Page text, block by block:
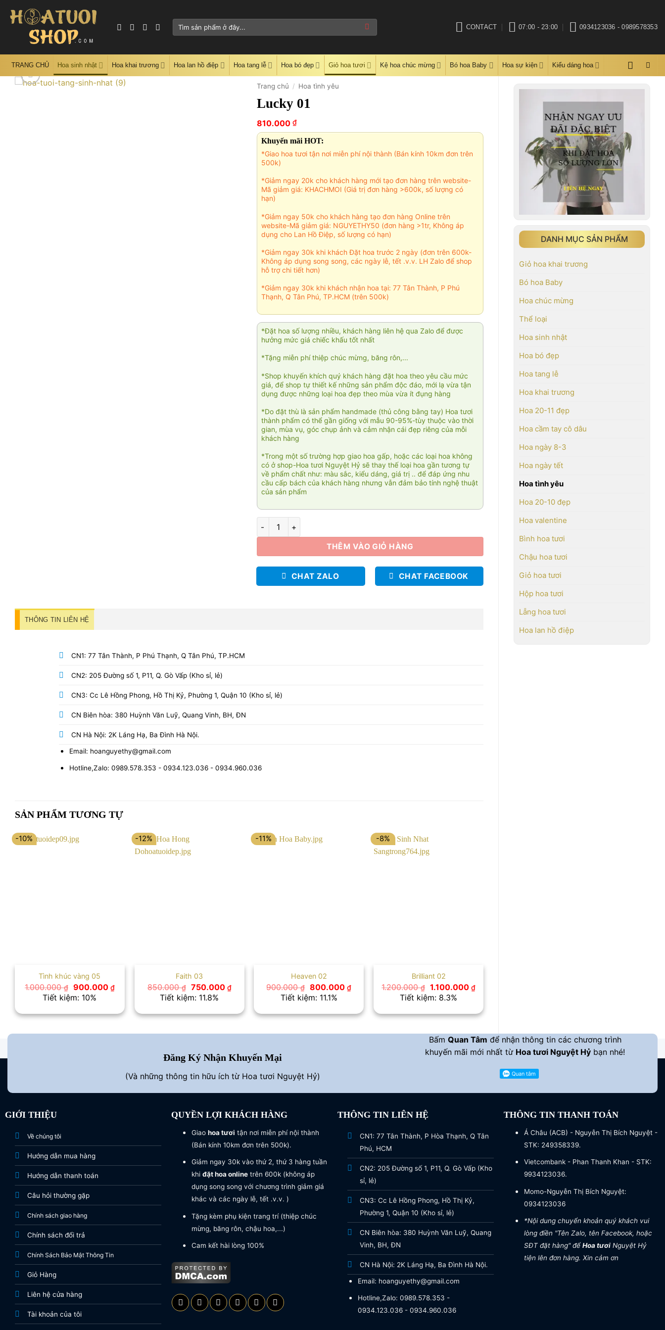
Tìm
CONTACT 07:00 - 23:00 0934123036 - 0989578353
TRANG CHỦ Hoa sinh nhật Hoa khai trương Hoa lan hồ điệp Hoa tang lễ Hoa bó đẹp Giỏ hoa tươi Kệ hoa chúc mừng Bó hoa Baby Hoa sự kiện Kiểu dáng hoa
DANH MỤC SẢN PHẨM
Giỏ hoa khai trương
Bó hoa Baby
Hoa chúc mừng
Thể loại
Hoa sinh nhật
Hoa bó đẹp
Hoa tang lễ
Hoa khai trương
Hoa 20-11 đẹp
Hoa cầm tay cô dâu
Hoa ngày 8-3
Hoa ngày tết
Hoa tình yêu
Hoa 20-10 đẹp
Hoa valentine
Bình hoa tươi
Chậu hoa tươi
Giỏ hoa tươi
Hộp hoa tươi
Lẵng hoa tươi
Hoa lan hồ điệp
Trang chủ / Hoa tình yêu
Lucky 01
810.000 ₫
Khuyến mãi HOT:
*Giao hoa tươi tận nơi miễn phí nội thành (Bán kính 10km đơn trên
500k)
*Giảm ngay 20k cho khách hàng mới tạo đơn hàng trên website-
Mã giảm giá: KHACHMOI (Giá trị đơn hàng >600k, số lượng có
hạn)
*Giảm ngay 50k cho khách hàng tạo đơn hàng Online trên
website-Mã giảm giá: NGUYETHY50 (đơn hàng >1tr, Không áp
dụng cho Lan Hồ Điệp, số lượng có hạn)
*Giảm ngay 30k khi khách Đặt hoa trước 2 ngày (đơn trên 600k-
Không áp dụng song song, các ngày lễ, tết .v.v. LH Zalo để shop
hỗ trợ chi tiết hơn)
*Giảm ngay 30k khi khách nhận hoa tại: 77 Tân Thành, P Phú
Thạnh, Q Tân Phú, TP.HCM (trên 500k)
*Đặt hoa số lượng nhiều, khách hàng liên hệ qua Zalo để được
hưởng mức giá chiếc khấu tốt nhất
*Tặng miễn phí thiệp chúc mừng, băng rôn,...
*Shop khuyến khích quý khách hàng đặt hoa theo yêu cầu mức
giá, để shop tự thiết kế những sản phẩm độc đáo, mới lạ vừa tận
dụng được những loại hoa đẹp theo mùa vừa ít đụng hàng
*Do đặt thù là sản phẩm handmade (thủ công bằng tay) Hoa tươi
thành phẩm có thể gần giống với mẫu 90-95%-tùy thuộc vào thời
gian, mùa vụ, góc chụp ảnh và cảm nhận cái đẹp riêng của mỗi
khách hàng
*Trong một số trường hợp giao hoa gấp, hoặc các loại hoa không
có ở shop-Hoa tươi Nguyệt Hỷ sẽ thay thế loại hoa gần tương tự
về phẩm chất như: màu sắc, kiểu dáng, giá trị .. để đáp ứng nhu
cầu cấp bách của khách hàng nhưng vẫn đảm bảo tính nghệ thuật
của sản phẩm
Lucky 01 số lượng
THÊM VÀO GIỎ HÀNG
CHAT ZALO CHAT FACEBOOK
THÔNG TIN LIÊN HỆ
CN1: 77 Tân Thành, P Phú Thạnh, Q Tân Phú, TP.HCM
CN2: 205 Đường số 1, P11, Q. Gò Vấp (Kho sỉ, lẻ)
CN3: Cc Lê Hồng Phong, Hồ Thị Kỷ, Phường 1, Quận 10 (Kho sỉ, lẻ)
CN Biên hòa: 380 Huỳnh Văn Luỹ, Quang Vinh, BH, ĐN
CN Hà Nội: 2K Láng Hạ, Ba Đình Hà Nội.
Email: hoanguyethy@gmail.com
Hotline,Zalo: 0989.578.353 - 0934.123.036 - 0934.960.036
SẢN PHẨM TƯƠNG TỰ
-10%
Tình khúc vàng 05
1.000.000₫ Giá
gốc
là:
900.000 ₫Giá
hiện
là:
900.000 ₫.
Tiết kiệm: 10%
-12%
Faith 03
850.000₫
Giá
gốc
là:
750.000 ₫Giá
hiện
750.000 ₫.
Tiết kiệm: 11.8%
-11%
Heaven 02
900.000₫ Giá
gốc
là:
800.000₫Giá
800.000 ₫.
Tiết kiệm: 11.1%
-8%
Brilliant 02
1.200.000₫ Giá
gốc
là:
1.100.000₫Giá
là:
1.100.000 ₫.
Tiết kiệm: 8.3%
Đăng Ký Nhận Khuyến Mại
(Và những thông tin hữu ích từ Hoa tươi Nguyệt Hỷ)
Bấm Quan Tâm để nhận thông tin các chương trình
khuyến mãi mới nhất từ Hoa tươi Nguyệt Hỷ bạn nhé!
GIỚI THIỆU
Về chúng tôi
Hướng dẫn mua hàng
Hướng dẫn thanh toán
Câu hỏi thường gặp
Chính sách giao hàng
Chính sách đổi trả
Chính Sách Bảo Mật Thông Tin
Giỏ Hàng
Liên hệ cửa hàng
Tài khoản của tôi
QUYỀN LỢI KHÁCH HÀNG
Giao hoa tươi tận nơi miễn phí nội thành
(Bán kính 10km đơn trên 500k).
Giảm ngay 30k vào thứ 2, thứ 3 hàng tuần
khi đặt hoa onlinetrên 600k (không áp
dụng song song với chương trình giảm giá
khác và các ngày lễ, tết .v.v. )
Tặng kèm phụ kiện trang trí (thiệp chúc
mừng, băng rôn, chậu hoa,...)
Cam kết hài lòng 100%
THÔNG TIN LIÊN HỆ
CN1: 77 Tân Thành, P Hòa Thạnh, Q Tân
Phú, HCM
CN2: 205 Đường số 1, P11, Q. Gò Vấp (Kho
sỉ, lẻ)
CN3: Cc Lê Hồng Phong, Hồ Thị Kỷ,
Phường 1, Quận 10 (Kho sỉ, lẻ)
CN Biên hòa: 380 Huỳnh Văn Luỹ, Quang
Vinh, BH, ĐN
CN Hà Nội: 2K Láng Hạ, Ba Đình Hà Nội.
Email: hoanguyethy@gmail.com
Hotline,Zalo: 0989.578.353 -
0934.123.036 - 0934.960.036
THÔNG TIN THANH TOÁN
Á Châu (ACB) - Nguyễn Thị Bích Nguyệt -
STK: 249358339.
Vietcombank - Phan Thanh Khan - STK:
9934123036.
Momo-Nguyễn Thị Bích Nguyệt:
0934123036
*Nội dung chuyển khoản quý khách vui
lòng điền "Tên Zalo, tên Facebook, hoặc
SĐT đặt hàng" đểHoa tươiNguyệt Hỷ
tiện lên đơn hàng. Xin cảm ơn